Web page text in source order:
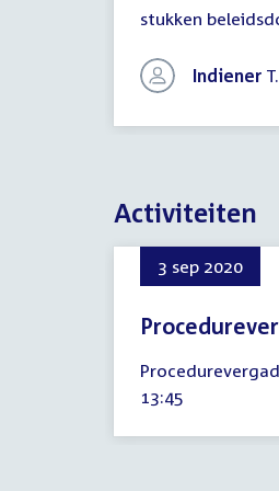
commissie
stukken
Indiener
Activiteiten
3 sep 2020
september
2020
Tijd
13:45